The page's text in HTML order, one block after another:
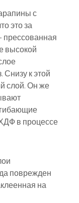
с
это за
прессованная
высокой
к этой
слой. Он же
в процессе
поврежден
на